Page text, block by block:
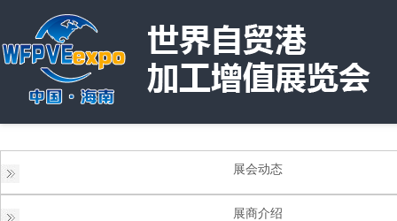
展会动态
展商介绍